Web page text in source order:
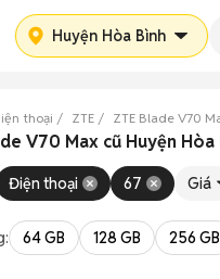
Huyện Hòa Bình
thoại ZTE ZTE Blade V70
V70 Max cũ Huyện Hòa
Điện thoại 67 Giá
64 GB 128 GB 256 GB